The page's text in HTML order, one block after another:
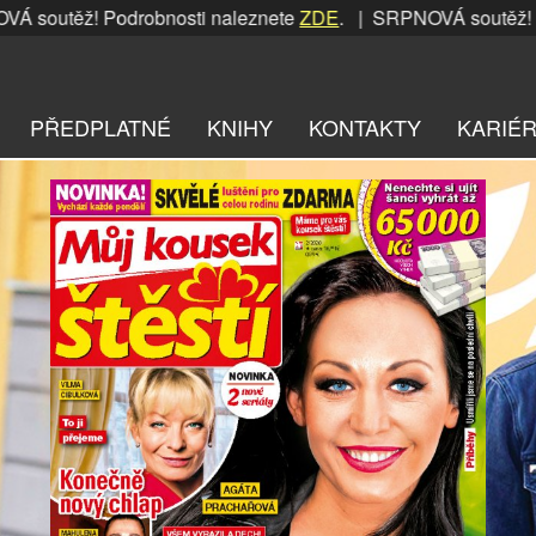
Podrobnosti nalezneteZDE. | SRPNOVÁ soutěž!
PŘEDPLATNÉ KNIHY KONTAKTY